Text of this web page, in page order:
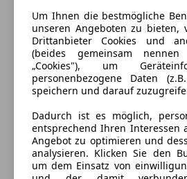
Energieverbrauch
Kraftstoff
Um Ihnen die bestmögliche
unseren Angeboten zu bieten,
Drittanbieter Cookies und
(beides gemeinsam
„Cookies"), um
personenbezogene Daten
speichern und darauf
Dadurch ist es möglich,
entsprechend Ihren Interessen
Angebot zu optimieren und
analysieren. Klicken Sie den
um dem Einsatz von